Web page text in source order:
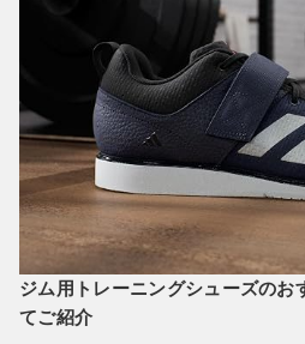
ジム用トレーニングシューズのお
てご紹介